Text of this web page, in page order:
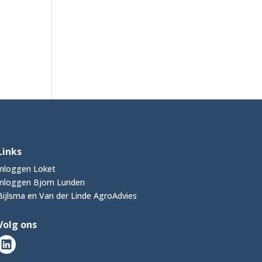
Loket
Bjorn Lunden
en Van der Linde AgroAdvies
ons